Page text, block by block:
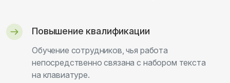
Повышение квалификации
Обучение сотрудников, чья работа
непосредственно связана с набором текста
на клавиатуре.